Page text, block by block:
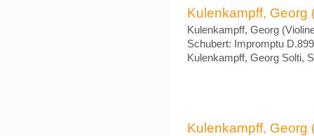
Kulenkampff, Georg
Kulenkampff, Georg
Schubert: Impromptu
Kulenkampff, Georg Solti,
Kulenkampff, Georg